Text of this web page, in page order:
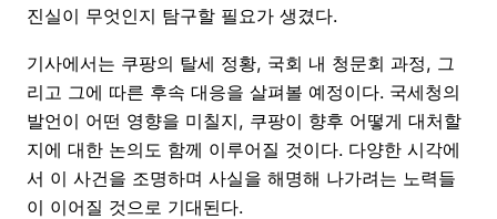
진실이 무엇인지 탐구할 필요가 생겼다.
기사에서는 쿠팡의 탈세 정황, 국회 내 청문회 과정, 그
리고 그에 따른 후속 대응을 살펴볼 예정이다. 국세청의
발언이 어떤 영향을 미칠지, 쿠팡이 향후 어떻게 대처할
지에 대한 논의도 함께 이루어질 것이다. 다양한 시각에
서 이 사건을 조명하며 사실을 해명해 나가려는 노력들
이 이어질 것으로 기대된다.